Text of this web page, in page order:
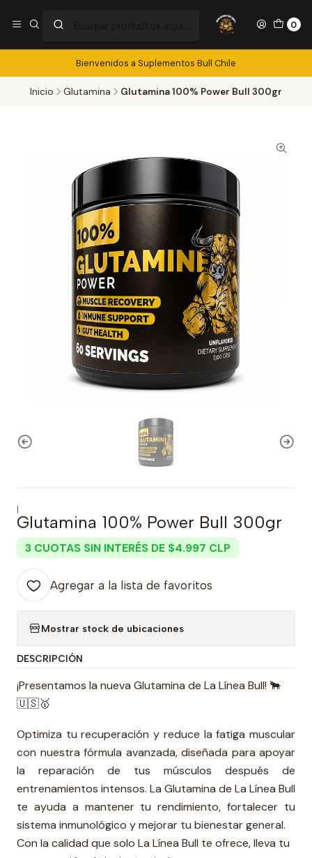
0
Bienvenidos a Suplementos Bull Chile
Inicio Glutamina Glutamina 100% Power Bull 300gr
|
Glutamina 100% Power Bull 300gr
3 CUOTAS SIN INTERÉS DE $4.997 CLP
Agregar a la lista de favoritos
Mostrar stock de ubicaciones
DESCRIPCIÓN
¡Presentamos la nueva Glutamina de La Línea Bull! 🐂
🇺🇸🥇
Optimiza tu recuperación y reduce la fatiga muscular
con nuestra fórmula avanzada, diseñada para apoyar
la reparación de tus músculos después de
entrenamientos intensos. La Glutamina de La Línea Bull
te ayuda a mantener tu rendimiento, fortalecer tu
sistema inmunológico y mejorar tu bienestar general.
Con la calidad que solo La Línea Bull te ofrece, lleva tu